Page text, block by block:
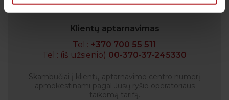
Klientų aptarnavimas
Tel.: +370 700 55 511
Tel.: (iš užsienio) 00-370-37-245330
Skambučiai į klientų aptarnavimo centro numerį
apmokestinami pagal Jūsų ryšio operatoriaus
taikomą tarifą.